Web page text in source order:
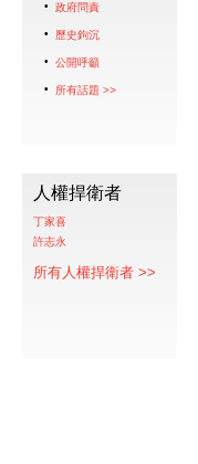
政府問責
歷史鉤沉
公開呼籲
所有話題 >>
人權捍衛者
丁家喜
許志永
所有人權捍衛者 >>